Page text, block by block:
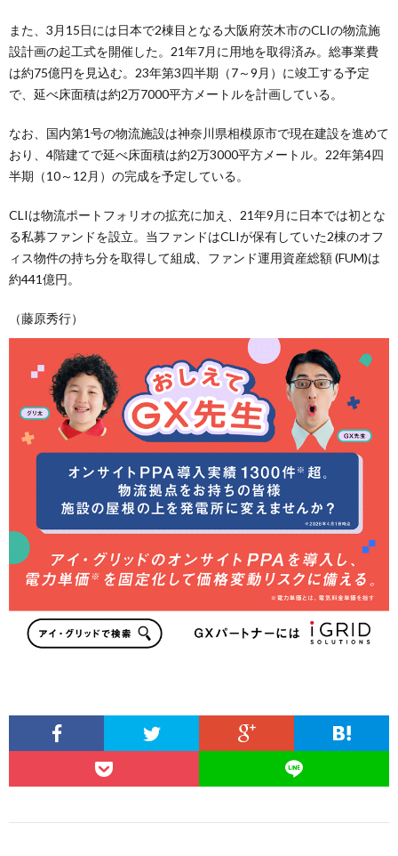
また、3月15日には日本で2棟目となる大阪府茨木市のCLIの物流施
設計画の起工式を開催した。21年7月に用地を取得済み。総事業費
は約75億円を見込む。23年第3四半期（7～9月）に竣工する予定
で、延べ床面積は約2万7000平方メートルを計画している。
なお、国内第1号の物流施設は神奈川県相模原市で現在建設を進めて
おり、4階建てで延べ床面積は約2万3000平方メートル。22年第4四
半期（10～12月）の完成を予定している。
CLIは物流ポートフォリオの拡充に加え、21年9月に日本では初とな
る私募ファンドを設立。当ファンドはCLIが保有していた2棟のオフ
ィス物件の持ち分を取得して組成、ファンド運用資産総額 (FUM)は
約441億円。
（藤原秀行）